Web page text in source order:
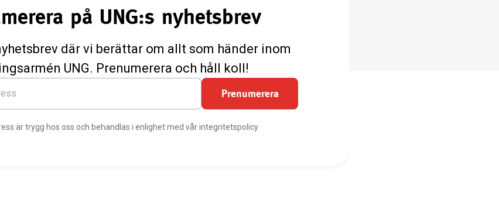
på UNG:s nyhetsbrev
där vi berättar om allt som händer inom
UNG. Prenumerera och håll koll!
Prenumerera
är trygg hos oss och behandlas i enlighet med vår integritetspolicy.